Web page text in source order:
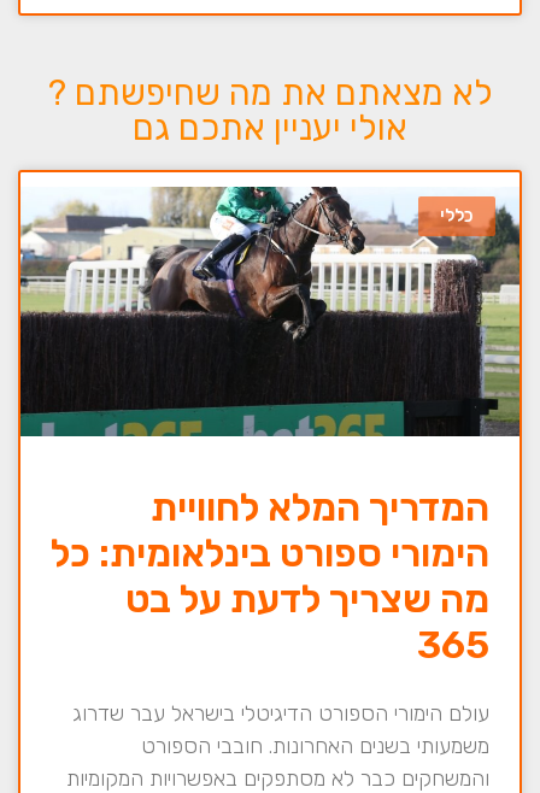
לא מצאתם את מה שחיפשתם ?
אולי יעניין אתכם גם
כללי
המדריך המלא לחוויית
הימורי ספורט בינלאומית: כל
מה שצריך לדעת על בט
365
עולם הימורי הספורט הדיגיטלי בישראל עבר שדרוג
משמעותי בשנים האחרונות. חובבי הספורט
והמשחקים כבר לא מסתפקים באפשרויות המקומיות